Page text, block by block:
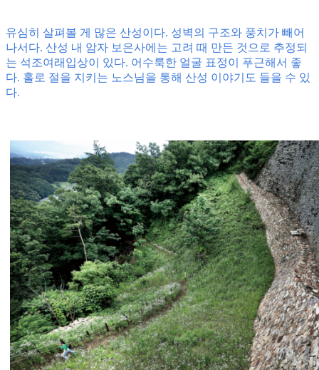
유심히 살펴볼 게 많은 산성이다. 성벽의 구조와 풍치가 빼어
나서다. 산성 내 암자 보은사에는 고려 때 만든 것으로 추정되
는 석조여래입상이 있다. 어수룩한 얼굴 표정이 푸근해서 좋
다. 홀로 절을 지키는 노스님을 통해 산성 이야기도 들을 수 있
다.